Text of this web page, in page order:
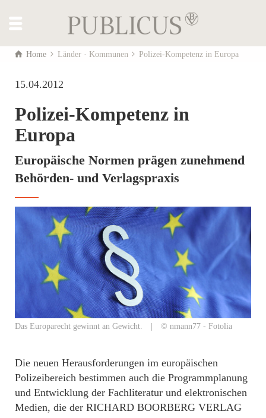
Home Länder · Kommunen Polizei-Kompetenz in Europa
15.04.2012
Polizei-Kompetenz in
Europa
Europäische Normen prägen zunehmend
Behörden- und Verlagspraxis
Das Europarecht gewinnt an Gewicht. | © nmann77 - Fotolia
Die neuen Herausforderungen im europäischen
Polizeibereich bestimmen auch die Programmplanung
und Entwicklung der Fachliteratur und elektronischen
Medien, die der RICHARD BOORBERG VERLAG